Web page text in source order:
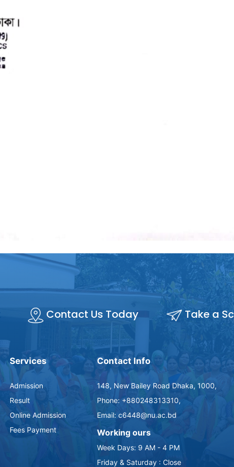
Contact Us Today Take a
Services
Admission
Result
Online Admission
Fees Payment
Contact Info
148, New Bailey Road Dhaka, 1000,
Phone: +880248313310,
Email: c6448@nu.ac.bd
Working ours
Week Days: 9 AM - 4 PM
Friday & Saturday : Close